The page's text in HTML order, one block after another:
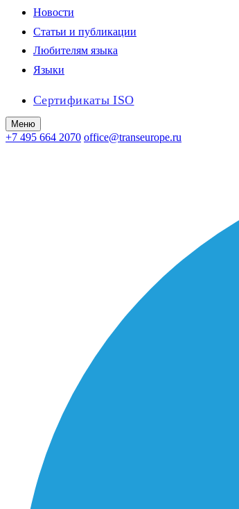
Новости
Статьи и публикации
Любителям языка
Языки
Сертификаты ISO
Меню
+7 495 664 2070 office@transeurope.ru